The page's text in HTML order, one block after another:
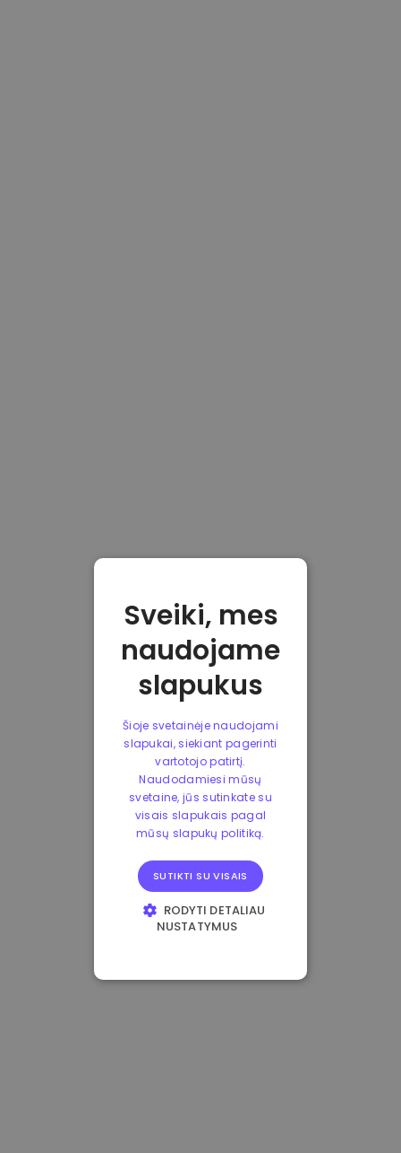
Sveiki, mes
naudojame
slapukus
Šioje svetainėje naudojami
slapukai, siekiant pagerinti
vartotojo patirtį.
Naudodamiesi mūsų
svetaine, jūs sutinkate su
visais slapukais pagal
mūsų slapukų politiką.
SUTIKTI SU VISAIS
RODYTI DETALIAU
NUSTATYMUS